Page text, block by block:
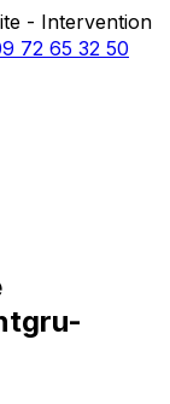
- Intervention
72 65 32 50